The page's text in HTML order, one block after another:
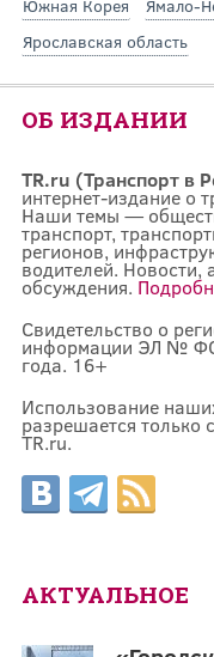
Южная Корея
Ямало-
Ярославская область
ОБ ИЗДАНИИ
TR.ru (Транспорт в
интернет-издание о
Наши темы —
транспорт,
регионов,
водителей. Новости,
обсуждения.
Свидетельство о
информации ЭЛ №
года. 16+
Использование
разрешается только
TR.ru.
АКТУАЛЬНОЕ